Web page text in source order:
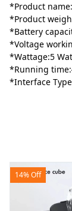
*Product
*Product
*Battery
*Voltage
*Wattage:5
*Running
*Interface
14% Off